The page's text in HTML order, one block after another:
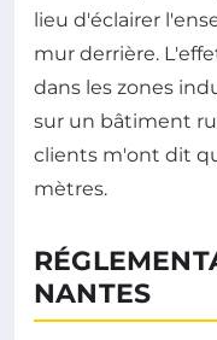
lieu d'éclairer
mur derrière.
dans les zones
sur un bâtiment
clients m'ont dit
mètres.
NANTES